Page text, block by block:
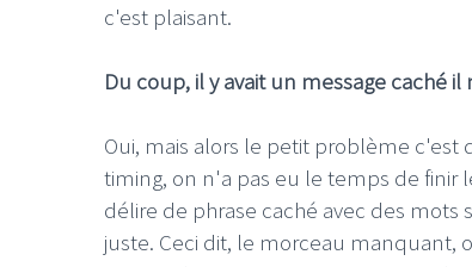
c'est plaisant.
Du coup, il y avait un message caché
Oui, mais alors le petit problème c'est
timing, on n'a pas eu le temps de finir
délire de phrase caché avec des
juste. Ceci dit, le morceau manquant,